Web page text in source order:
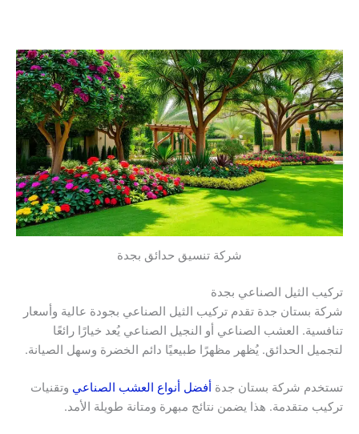
شركة تنسيق حدائق بجدة
تركيب الثيل الصناعي بجدة
شركة بستان جدة تقدم تركيب الثيل الصناعي بجودة عالية وأسعار
تنافسية. العشب الصناعي أو النجيل الصناعي يُعد خيارًا رائعًا
لتجميل الحدائق. يُظهر مظهرًا طبيعيًا دائم الخضرة وسهل الصيانة.
تستخدم شركة بستان جدة أفضل أنواع العشب الصناعي وتقنيات
تركيب متقدمة. هذا يضمن نتائج مبهرة ومتانة طويلة الأمد.